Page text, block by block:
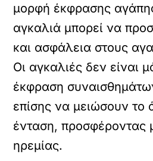
μορφή έκφρασης
αγκαλιά μπορεί να
και ασφάλεια στους
Οι αγκαλιές δεν είναι
έκφραση
επίσης να μειώσουν το
ένταση, προσφέροντας
ηρεμίας.